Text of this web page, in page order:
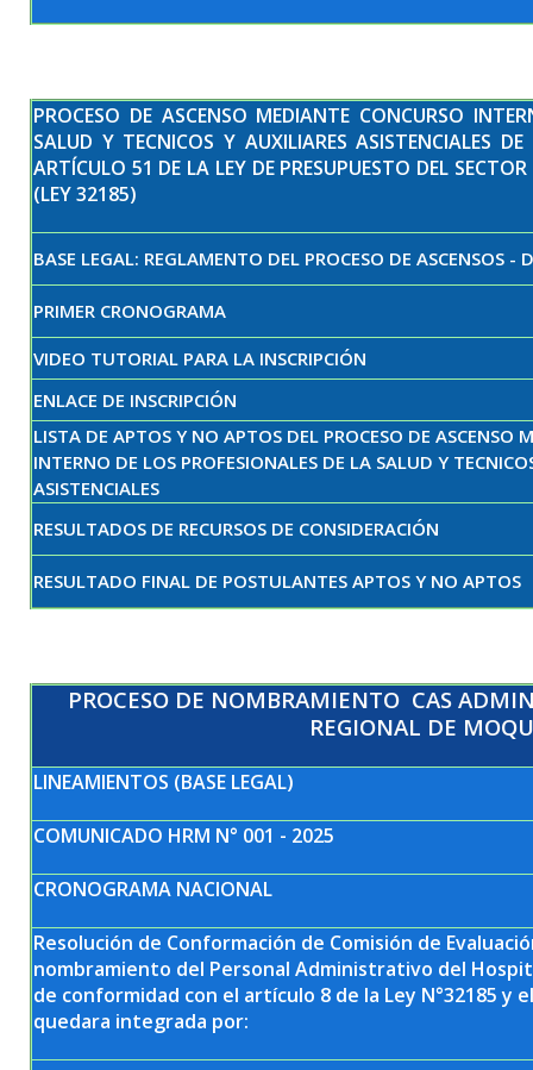
PROCESO DE ASCENSO MEDIANTE CONCURSO
SALUD Y TECNICOS Y AUXILIARES ASISTENCIALES
ARTÍCULO 51 DE LA LEY DE PRESUPUESTO DEL
(LEY 32185)
BASE LEGAL: REGLAMENTO DEL PROCESO DE ASCENSOS
PRIMER CRONOGRAMA
VIDEO TUTORIAL PARA LA INSCRIPCIÓN
ENLACE DE INSCRIPCIÓN
LISTA DE APTOS Y NO APTOS DEL PROCESO DE ASCENSO
INTERNO DE LOS PROFESIONALES DE LA SALUD Y
ASISTENCIALES
RESULTADOS DE RECURSOS DE CONSIDERACIÓN
RESULTADO FINAL DE POSTULANTES APTOS Y NO APTOS
PROCESO DE NOMBRAMIENTO CAS
REGIONAL DE
LINEAMIENTOS (BASE LEGAL)
COMUNICADO HRM N° 001 - 2025
CRONOGRAMA NACIONAL
Resolución de Conformación de Comisión de
nombramiento del Personal Administrativo del
de conformidad con el artículo 8 de la Ley N°32185 y el
quedara integrada por: